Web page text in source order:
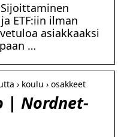
ETF:iin ilman
asiakkaaksi
…
› koulu › osakkeet
| Nordnet-